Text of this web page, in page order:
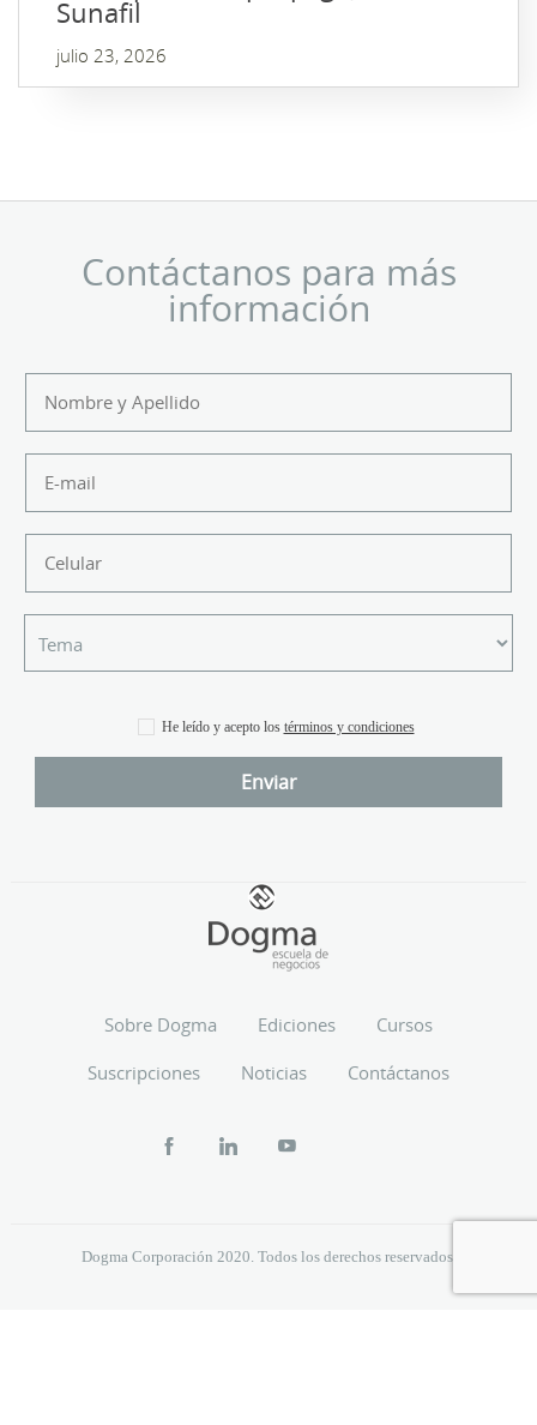
Sunafil
julio 23, 2026
Contáctanos para más
información
He leído y acepto los términos y condiciones
Sobre Dogma Ediciones
Cursos
Suscripciones
Noticias Contáctanos
Dogma Corporación 2020. Todos los derechos reservados.